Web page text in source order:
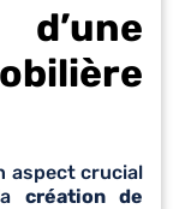
aspect crucial
lacréation de